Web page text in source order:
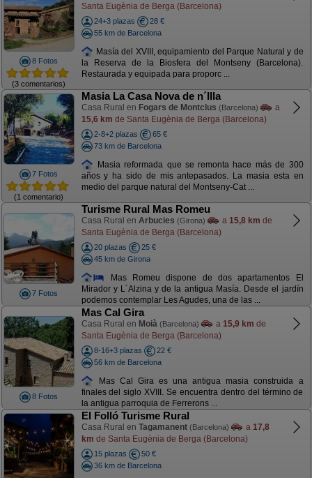
8 Fotos
(3 comentarios)
Santa Eugènia de Berga (Barcelona)
24+3 plazas
28 €
55 km de Barcelona
Masía del XVIII, equipamiento del Parque Natural y de
la Reserva de la Biosfera del Montseny (Barcelona).
Restaurada y equipada para proporc ...
7 Fotos
(1 comentario)
Masia La Casa Nova de n´Illa
Casa Rural en Fogars de Montclus (Barcelona)
a
15,6 km de Santa Eugènia de Berga (Barcelona)
2-8+2 plazas
65 €
73 km de Barcelona
Masia reformada que se remonta hace más de 300
años y ha sido de mis antepasados. La masia esta en
medio del parque natural del Montseny-Cat ...
7 Fotos
Turisme Rural Mas Romeu
Casa Rural en Arbucies (Girona) a 15,8 km de
Santa Eugènia de Berga (Barcelona)
20 plazas
25 €
45 km de Girona
Mas Romeu dispone de dos apartamentos El
Mirador y L´Alzina y de la antigua Masía. Desde el jardín
podemos contemplar Les Agudes, una de las ...
8 Fotos
Mas Cal Gira
Casa Rural en Moià (Barcelona) a 15,9 km de
Santa Eugènia de Berga (Barcelona)
8-16+3 plazas
22 €
56 km de Barcelona
Mas Cal Gira es una antigua masia construida a
finales del siglo XVIII. Se encuentra dentro del término de
la antigua parroquia de Ferrerons ...
El Folló Turisme Rural
Casa Rural en Tagamanent (Barcelona) a 17,8
km de Santa Eugènia de Berga (Barcelona)
15 plazas
50 €
36 km de Barcelona